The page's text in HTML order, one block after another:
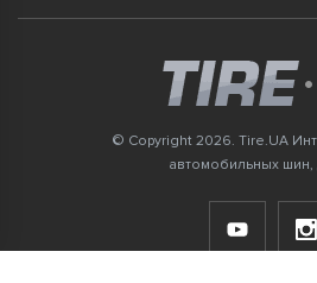
© Copyright 2026. Tire.UA
автомобильных шин,